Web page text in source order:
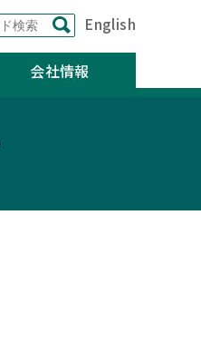
English
会社情報